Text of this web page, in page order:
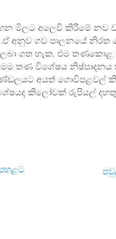
මිලට අලෙවි කිරීමේ නව
අනුව ගව පාලනයේ
ගත හැක. එම තණකොළ
තණ විශේෂය නිෂ්පාදනය
අයත් ගොවිපළවල්
කිලෝවක් රුපියල්